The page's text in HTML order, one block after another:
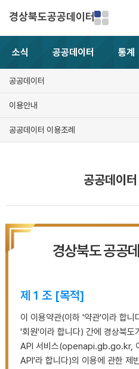
경상북도공공데이터
소식 공공데이터 통계
공공데이터
이용안내
공공데이터 이용조례
공공데이
경상북도 공공
제 1 조 [목적]
이 이용약관(이하 '약관'이라 합
'회원'이라 합니다) 간에 경상북
API 서비스(openapi.gb.go.kr,
API'라 합니다)의 이용에 관한 제